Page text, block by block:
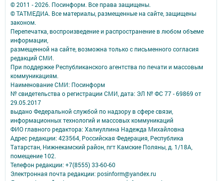
© 2011 - 2026. Посинформ. Все права защищены.
© ТАТМЕДИА. Все материалы, размещенные на сайте, защищены
законом.
Перепечатка, воспроизведение и распространение в любом объеме
информации,
размещенной на сайте, возможна только с письменного согласия
редакций СМИ.
При поддержке Республиканского агентства по печати и массовым
коммуникациям.
Наименование СМИ: Посинформ
№ свидетельства о регистрации СМИ, дата: ЭЛ № ФС 77 - 69869 от
29.05.2017
выдано Федеральной службой по надзору в сфере связи,
информационных технологий и массовых коммуникаций
ФИО главного редактора: Халиуллина Надежда Михайловна
Адрес редакции: 423564, Российская Федерация, Республика
Татарстан, Нижнекамский район, пгт Камские Поляны, д. 1/18А,
помещение 102.
Телефон редакции: +7(8555) 33-60-60
Электронная почта редакции: posinform@yandex.ru